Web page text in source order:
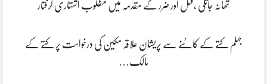
تھانہ جاتلی ،قتل اور ضرر کے مقدمہ میں مطلوب اشتہاری گرفتار
جہلم کتے کے کاٹنے سے پریشان علاقہ مکین کی درخواست پر کتے کے
مالک…